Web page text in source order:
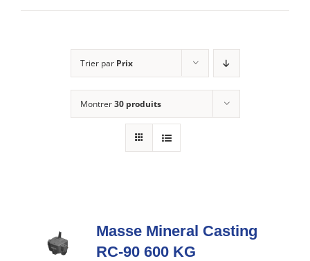
Trier par Prix
Montrer30 produits
Masse Mineral Casting
RC-90 600 KG